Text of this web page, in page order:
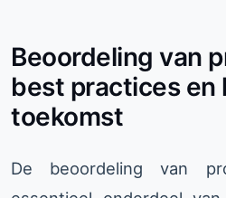
Beoordeling van
best practices en
toekomst
De beoordeling van